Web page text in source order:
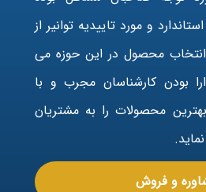
و مورد تاییدیه توانیر از
انتخاب محصول در این حوزه می
بودن کارشناسان مجرب و با
محصولات را به مشتریان
و فروش